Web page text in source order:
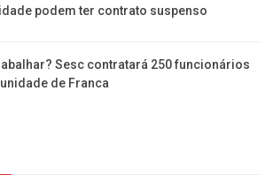
podem ter contrato suspenso
Sesc contratará 250 funcionários
de Franca